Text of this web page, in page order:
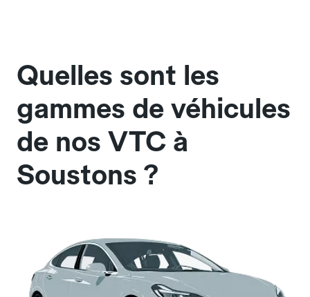
Quelles sont les
gammes de véhicules
de nos VTC à
Soustons ?